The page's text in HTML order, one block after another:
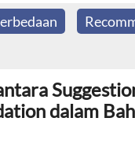
dalam